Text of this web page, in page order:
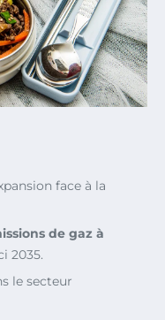
face à la
de gaz à
2035.
le secteur